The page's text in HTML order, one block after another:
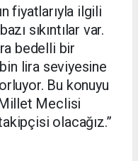
fiyatlarıyla ilgili
sıkıntılar var.
bedelli bir
lira seviyesine
Bu konuyu
Meclisi
olacağız.”